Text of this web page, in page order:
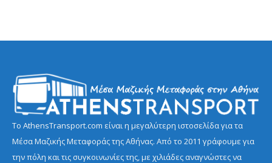
Το AthensTransport.com είναι η μεγαλύτερη ιστοσελίδα για τα
Μέσα Μαζικής Μεταφοράς της Αθήνας. Από το 2011 γράφουμε για
την πόλη και τις συγκοινωνίες της, με χιλιάδες αναγνώστες να